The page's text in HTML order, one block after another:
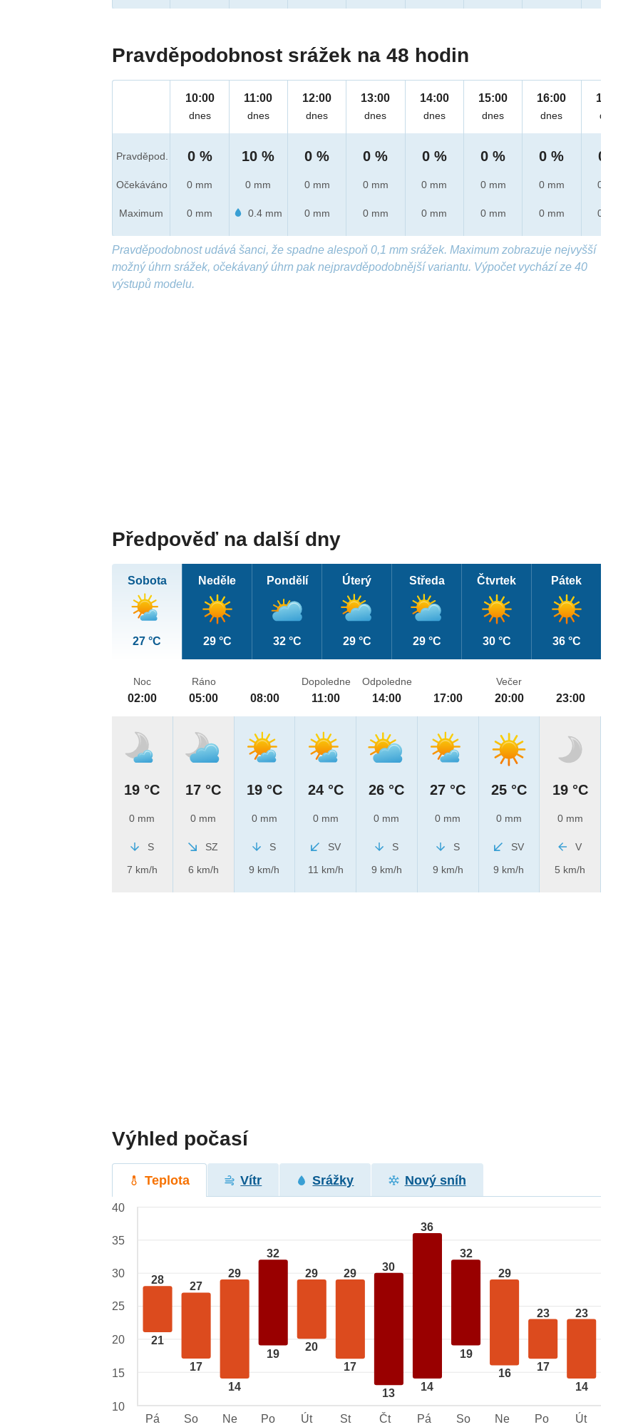
Pravděpodobnost srážek na 48 hodin
Pravděpod.
Očekáváno
Maximum
10:00
dnes
0 %
0 mm
0 mm
11:00
dnes
10 %
0 mm
0.4 mm
12:00
dnes
0 %
0 mm
0 mm
13:00
dnes
0 %
0 mm
0 mm
14:00
dnes
0 %
0 mm
0 mm
15:00
dnes
0 %
0 mm
0 mm
16:00
dnes
0 %
0 mm
0 mm
17:00
dnes
0 %
0 mm
0 mm
Pravděpodobnost udává šanci, že spadne alespoň 0,1 mm srážek. Maximum zobrazuje nejvyšší
možný úhrn srážek, očekávaný úhrn pak nejpravděpodobnější variantu. Výpočet vychází ze 40
výstupů modelu.
Předpověď na další dny
Sobota
27 °C
Neděle
29 °C
Pondělí
32 °C
Úterý
29 °C
Středa
29 °C
Čtvrtek
30 °C
Pátek
36 °C
Noc
02:00
19 °C
0 mm
S
7 km/h
Ráno
05:00
17 °C
0 mm
SZ
6 km/h
08:00
19 °C
0 mm
S
9 km/h
Dopoledne
11:00
24 °C
0 mm
SV
11 km/h
Odpoledne
14:00
26 °C
0 mm
S
9 km/h
17:00
27 °C
0 mm
S
9 km/h
Večer
20:00
25 °C
0 mm
SV
9 km/h
23:00
19 °C
0 mm
V
5 km/h
Výhled počasí
Teplota Vítr Srážky Nový sníh
28
21
27
17
29
14
32
19
29
20
29
17
30
13
36
14
32
19
29
16
23
17
23
14
40
35
30
25
20
15
10
Pá
So Ne Po Út St Čt Pá So Ne Po Út